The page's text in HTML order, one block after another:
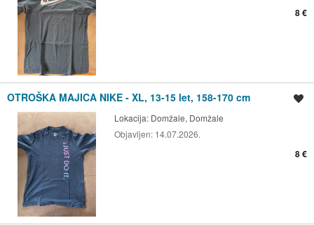
8 €
OTROŠKA MAJICA NIKE - XL, 13-15 let, 158-170 cm
Lokacija: Domžale, Domžale
Objavljen: 14.07.2026.
8 €